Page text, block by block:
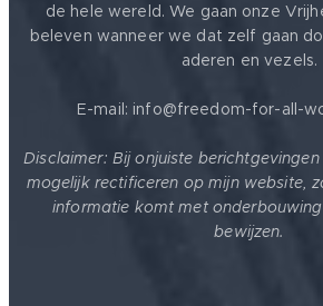
de hele wereld. We gaan onze
beleven wanneer we dat zelf gaan
aderen en vezels.
E-mail: info@freedom-for-all-
Disclaimer: Bij onjuiste
mogelijk rectificeren op mijn website,
informatie komt met
bewijzen.